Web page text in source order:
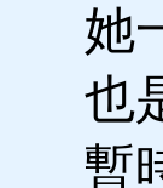
她
也
暫